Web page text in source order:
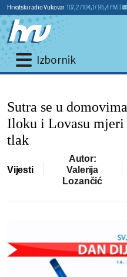
Hrvatski radio Vukovar 107,2 / 104,1 / 95,4 FM
Izbornik
Sutra se u
Iloku i Lovasu
tlak
Vijesti
Autor:
Valerija
Lozančić